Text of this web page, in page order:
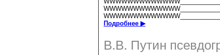
Подробнее ▶
В.В. Путин